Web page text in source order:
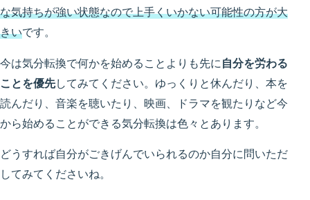
な気持ちが強い状態なので上手くいかない可能性の方が大
きいです。
今は気分転換で何かを始めることよりも先に自分を労わる
ことを優先してみてください。ゆっくりと休んだり、本を
読んだり、音楽を聴いたり、映画、ドラマを観たりなど今
から始めることができる気分転換は色々とあります。
どうすれば自分がごきげんでいられるのか自分に問いただ
してみてくださいね。